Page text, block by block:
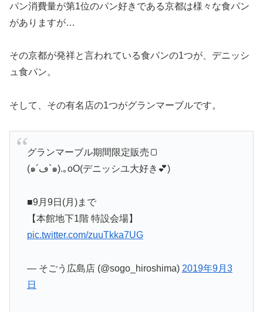
パン消費量が第1位のパン好きである京都は様々な食パン
がありますが…
その京都が発祥と言われている食パンの1つが、デニッシ
ュ食パン。
そして、その有名店の1つがグランマーブルです。
グランマーブル期間限定販売🍞
(๑´ڡ`๑).｡oO(デニッシユ大好き💕)
■9月9日(月)まで
【本館地下1階 特設会場】
pic.twitter.com/zuuTkka7UG
— そごう広島店 (@sogo_hiroshima) 2019年9月3
日